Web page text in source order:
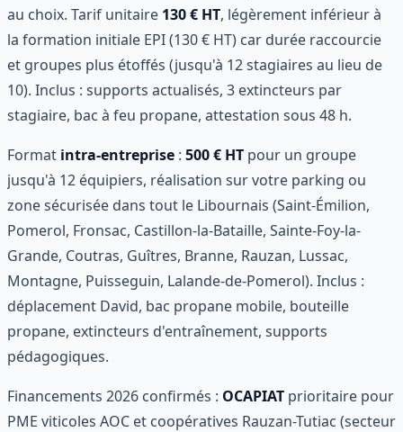
au choix. Tarif unitaire 130 € HT, légèrement inférieur à
la formation initiale EPI (130 € HT) car durée raccourcie
et groupes plus étoffés (jusqu'à 12 stagiaires au lieu de
10). Inclus : supports actualisés, 3 extincteurs par
stagiaire, bac à feu propane, attestation sous 48 h.
Format intra-entreprise : 500 € HT pour un groupe
jusqu'à 12 équipiers, réalisation sur votre parking ou
zone sécurisée dans tout le Libournais (Saint-Émilion,
Pomerol, Fronsac, Castillon-la-Bataille, Sainte-Foy-la-
Grande, Coutras, Guîtres, Branne, Rauzan, Lussac,
Montagne, Puisseguin, Lalande-de-Pomerol). Inclus :
déplacement David, bac propane mobile, bouteille
propane, extincteurs d'entraînement, supports
pédagogiques.
Financements 2026 confirmés : OCAPIAT prioritaire pour
PME viticoles AOC et coopératives Rauzan-Tutiac (secteur